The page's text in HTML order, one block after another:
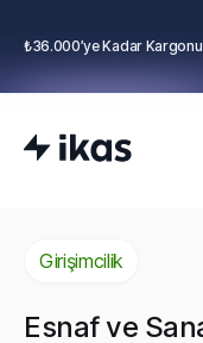
₺36.000’ye Kadar
Girişimcilik
Esnaf ve